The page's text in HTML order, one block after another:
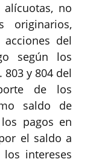
no
originarios,
del
según los
y 804 del
de los
saldo de
pagos en
el saldo a
intereses